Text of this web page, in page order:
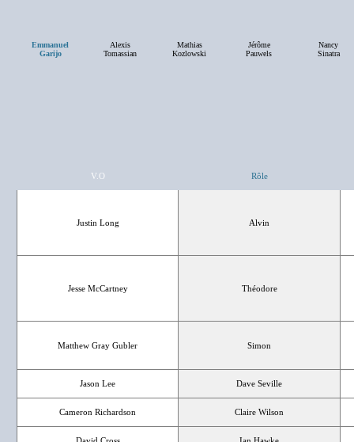
Emmanuel
Garijo
Alexis
Tomassian
Mathias
Kozlowski
Jérôme
Pauwels
Nancy
Sinatra
V.O Rôle
Justin Long Alvin
Jesse McCartney Théodore
Matthew Gray Gubler Simon
Jason Lee Dave Seville
Cameron Richardson Claire Wilson